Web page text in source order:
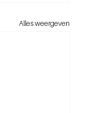
Alles weergeven